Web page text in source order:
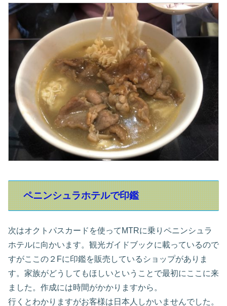
ペニンシュラホテルで印鑑
次はオクトパスカードを使ってMTRに乗りペニンシュラ
ホテルに向かいます。観光ガイドブックに載っているので
すがここの２Fに印鑑を販売しているショップがありま
す。家族がどうしてもほしいということで最初にここに来
ました。作成には時間がかかりますから。
行くとわかりますがお客様は日本人しかいませんでした。